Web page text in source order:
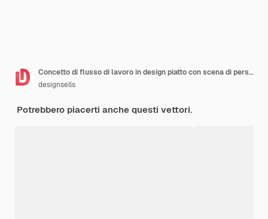
Concetto di flusso di lavoro in design piatto con scena di persone Dipendente uomo che lavora in ufficio analisi dati e statistiche grafiche processo e gestione dell'organizzazione del lavoro Illustrazione vettoriale per il web
designsells
Potrebbero piacerti anche questi vettori.